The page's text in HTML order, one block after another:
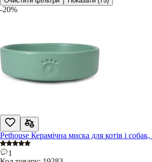
-20%
Pethouse Керамічна миска для котів і
1